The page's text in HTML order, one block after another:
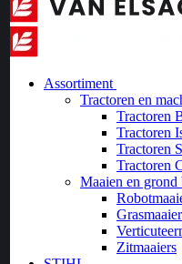
Assortiment
Tractoren en
Tractoren
Tractoren
Tractoren
Tractoren
Maaien en grond
Zitmaaiers